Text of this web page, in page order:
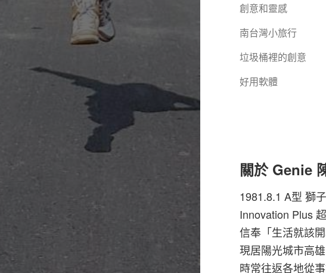
創意和靈感
南台灣小旅行
垃圾桶裡的創意
好用軟體
關於 Genie
1981.8.1 A型 獅
Innovation Plus
信奉「生活就該
現居陽光城市高雄
時常往返各地從